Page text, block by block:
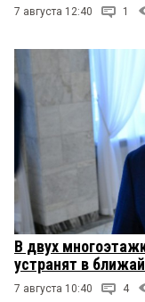
7 августа 12:40 1
В двух
устранят в
7 августа 10:40 4